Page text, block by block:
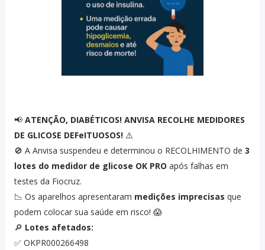
📢 ATENÇÃO, DIABÉTICOS! ANVISA RECOLHE MEDIDORES
DE GLICOSE DEFeITUOSOS!⚠️
🚫 A Anvisa suspendeu e determinou o RECOLHIMENTO de 3
lotes do medidor de glicose OK PRO após falhas em
testes da Fiocruz.
📉 Os aparelhos apresentaram medições imprecisas que
podem colocar sua saúde em risco! 😱
🔎 Lotes afetados:
✅ OKPR000266498